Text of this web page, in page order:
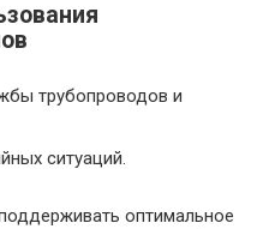
трубопроводов и
ситуаций.
оптимальное